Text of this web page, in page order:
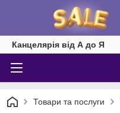
Канцелярія від А до Я
Товари та послуги